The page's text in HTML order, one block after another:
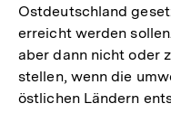
Ostdeutschland
erreicht werden
aber dann nicht oder
stellen, wenn die
östlichen Ländern